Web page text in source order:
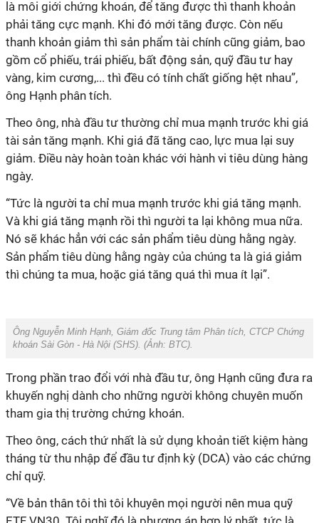
là môi giới chứng khoán, để tăng được thì thanh khoản
phải tăng cực mạnh. Khi đó mới tăng được. Còn nếu
thanh khoản giảm thì sản phẩm tài chính cũng giảm, bao
gồm cổ phiếu, trái phiếu, bất động sản, quỹ đầu tư hay
vàng, kim cương,... thì đều có tính chất giống hệt nhau”,
ông Hạnh phân tích.
Theo ông, nhà đầu tư thường chỉ mua mạnh trước khi giá
tài sản tăng mạnh. Khi giá đã tăng cao, lực mua lại suy
giảm. Điều này hoàn toàn khác với hành vi tiêu dùng hàng
ngày.
“Tức là người ta chỉ mua mạnh trước khi giá tăng mạnh.
Và khi giá tăng mạnh rồi thì người ta lại không mua nữa.
Nó sẽ khác hẳn với các sản phẩm tiêu dùng hằng ngày.
Sản phẩm tiêu dùng hằng ngày của chúng ta là giá giảm
thì chúng ta mua, hoặc giá tăng quá thì mua ít lại”.
Ông Nguyễn Minh Hạnh, Giám đốc Trung tâm Phân tích, CTCP Chứng
khoán Sài Gòn - Hà Nội (SHS). (Ảnh: BTC).
Trong phần trao đổi với nhà đầu tư, ông Hạnh cũng đưa ra
khuyến nghị dành cho những người không chuyên muốn
tham gia thị trường chứng khoán.
Theo ông, cách thứ nhất là sử dụng khoản tiết kiệm hàng
tháng từ thu nhập để đầu tư định kỳ (DCA) vào các chứng
chỉ quỹ.
“Về bản thân tôi thì tôi khuyên mọi người nên mua quỹ